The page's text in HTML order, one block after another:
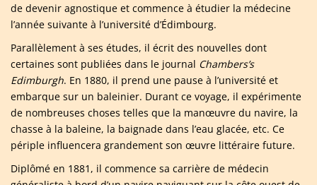
de devenir agnostique et commence à étudier la médecine
l’année suivante à l’université d’Édimbourg.
Parallèlement à ses études, il écrit des nouvelles dont
certaines sont publiées dans le journal Chambers’s
Edimburgh. En 1880, il prend une pause à l’université et
embarque sur un baleinier. Durant ce voyage, il expérimente
de nombreuses choses telles que la manœuvre du navire, la
chasse à la baleine, la baignade dans l’eau glacée, etc. Ce
périple influencera grandement son œuvre littéraire future.
Diplômé en 1881, il commence sa carrière de médecin